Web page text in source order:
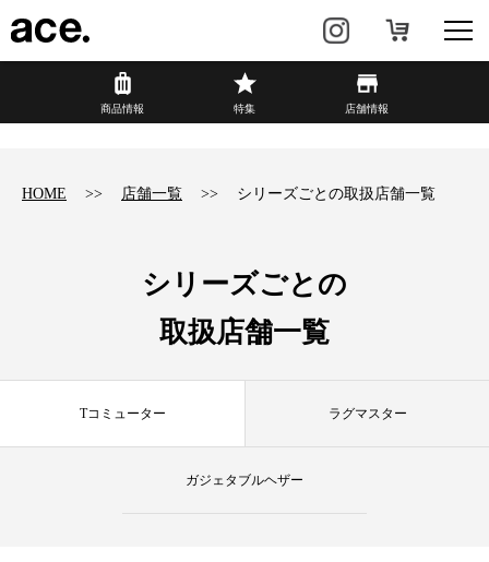
商品情報
カジュアル HAyU×ace.
店舗情報 新着情報
商品情報 特集 店舗情報
HOME 店舗一覧 シリーズごとの取扱店舗一覧
シリーズごとの
取扱店舗一覧
Tコミューター ラグマスター
ガジェタブルヘザー